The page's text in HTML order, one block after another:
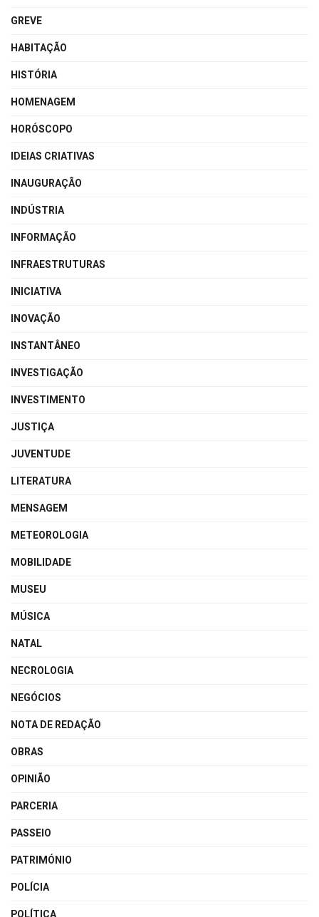
GREVE
HABITAÇÃO
HISTÓRIA
HOMENAGEM
HORÓSCOPO
IDEIAS CRIATIVAS
INAUGURAÇÃO
INDÚSTRIA
INFORMAÇÃO
INFRAESTRUTURAS
INICIATIVA
INOVAÇÃO
INSTANTÂNEO
INVESTIGAÇÃO
INVESTIMENTO
JUSTIÇA
JUVENTUDE
LITERATURA
MENSAGEM
METEOROLOGIA
MOBILIDADE
MUSEU
MÚSICA
NATAL
NECROLOGIA
NEGÓCIOS
NOTA DE REDAÇÃO
OBRAS
OPINIÃO
PARCERIA
PASSEIO
PATRIMÓNIO
POLÍCIA